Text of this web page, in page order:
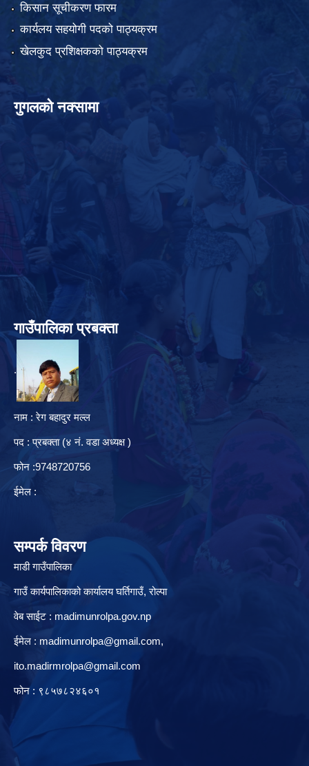
किसान सूचीकरण फारम
कार्यलय सहयोगी पदको पाठ्यक्रम
खेलकुद प्रशिक्षकको पाठ्यक्रम
गुगलको नक्सामा
गाउँपालिका प्रबक्ता
.
नाम : रेग बहादुर मल्ल
पद : प्रबक्ता (४ नं. वडा अध्यक्ष )
फोन :9748720756
ईमेल :
सम्पर्क विवरण
माडी गाउँपालिका
गाउँ कार्यपालिकाको कार्यालय घर्तिगाउँ, रो‍‍ल्पा
वेब साईट : madimunrolpa.gov.np
ईमेल : madimunrolpa@gmail.com,
ito.madirmrolpa@gmail.com
फोन : ९८५७८२४६०१